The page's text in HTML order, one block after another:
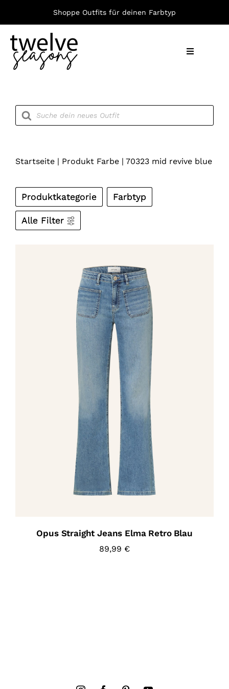
springen
Shoppe Outfits für deinen Farbtyp
Toggle
Products
search
Startseite| Produkt Farbe| 70323 mid revive blue
Produktkategorie Farbtyp
Alle Filter
Opus Straight Jeans Elma Retro Blau
89,99 €